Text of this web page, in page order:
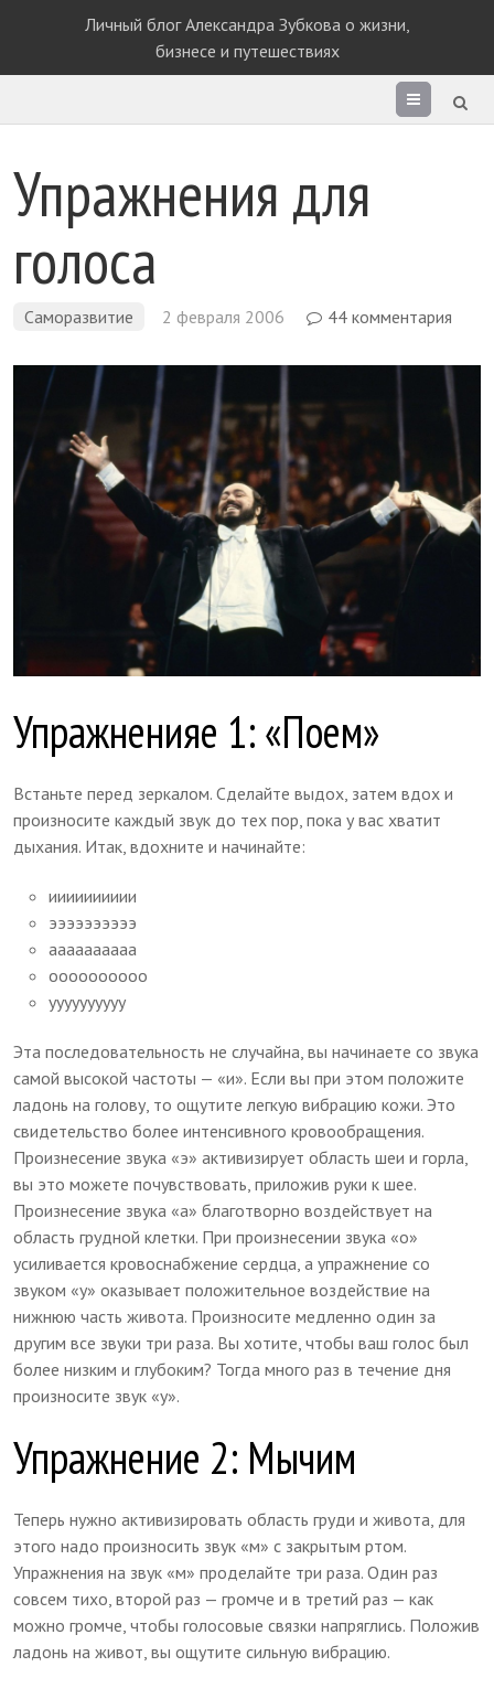
Личный блог Александра Зубкова о жизни,
бизнесе и путешествиях
Упражнения для
голоса
Саморазвитие 2 февраля 2006 44 комментария
Упражненияе 1: «Поем»
Встаньте перед зеркалом. Сделайте выдох, затем вдох и
произносите каждый звук до тех пор, пока у вас хватит
дыхания. Итак, вдохните и начинайте:
ииииииииии
ээээээээээ
аааааааааа
оооооооооо
уууууууууу
Эта последовательность не случайна, вы начинаете со звука
самой высокой частоты — «и». Если вы при этом положите
ладонь на голову, то ощутите легкую вибрацию кожи. Это
свидетельство более интенсивного кровообращения.
Произнесение звука «э» активизирует область шеи и горла,
вы это можете почувствовать, приложив руки к шее.
Произнесение звука «а» благотворно воздействует на
область грудной клетки. При произнесении звука «о»
усиливается кровоснабжение сердца, а упражнение со
звуком «у» оказывает положительное воздействие на
нижнюю часть живота. Произносите медленно один за
другим все звуки три раза. Вы хотите, чтобы ваш голос был
более низким и глубоким? Тогда много раз в течение дня
произносите звук «у».
Упражнение 2: Мычим
Теперь нужно активизировать область груди и живота, для
этого надо произносить звук «м» с закрытым ртом.
Упражнения на звук «м» проделайте три раза. Один раз
совсем тихо, второй раз — громче и в третий раз — как
можно громче, чтобы голосовые связки напряглись. Положив
ладонь на живот, вы ощутите сильную вибрацию.